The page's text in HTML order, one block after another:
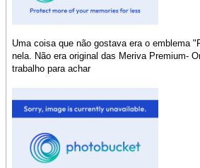
Uma coisa que não gostava era o emblema
nela. Não era original das Meriva Premium-
trabalho para achar